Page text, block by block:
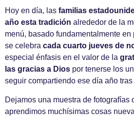
Hoy en día, las familias
año esta tradición alrededor de la
menú, basado fundamentalmente en
se celebra cada cuarto jueves de
especial énfasis en el valor de la
las gracias a Dios por tenerse los
seguir compartiendo ese día año tras
Dejamos una muestra de fotografías
aprendimos muchísimas cosas